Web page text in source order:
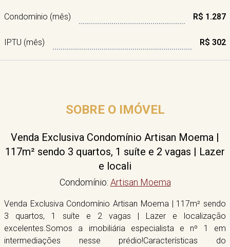
Condomínio (mês) R$ 1.287
IPTU (mês) R$ 302
SOBRE O IMÓVEL
Venda Exclusiva Condomínio Artisan Moema |
117m² sendo 3 quartos, 1 suíte e 2 vagas | Lazer
e locali
Condomínio: Artisan Moema
Venda Exclusiva Condomínio Artisan Moema | 117m² sendo
3 quartos, 1 suíte e 2 vagas | Lazer e localização
excelentes.Somos a imobiliária especialista e nº 1 em
intermediações nesse prédio!Características do